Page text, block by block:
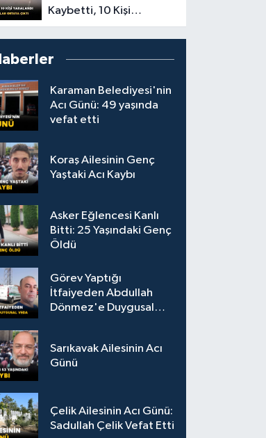
Kaybetti, 10 Kişi
Yaralandı! Tırın Dehşet
Çıktı
Karaman Belediyesi'nin
Acı Günü: 49 yaşında
vefat etti
Koraş Ailesinin Genç
Yaştaki Acı Kaybı
Asker Eğlencesi Kanlı
Bitti: 25 Yaşındaki Genç
Öldü
Görev Yaptığı
İtfaiyeden Abdullah
Dönmez'e Duygusal
Sarıkavak Ailesinin Acı
Günü
Çelik Ailesinin Acı Günü:
Sadullah Çelik Vefat Etti